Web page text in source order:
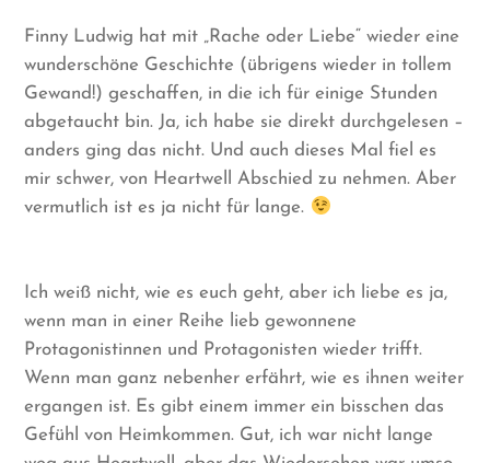
Finny Ludwig hat mit „Rache oder Liebe“ wieder eine
wunderschöne Geschichte (übrigens wieder in tollem
Gewand!) geschaffen, in die ich für einige Stunden
abgetaucht bin. Ja, ich habe sie direkt durchgelesen –
anders ging das nicht. Und auch dieses Mal fiel es
mir schwer, von Heartwell Abschied zu nehmen. Aber
vermutlich ist es ja nicht für lange.
Ich weiß nicht, wie es euch geht, aber ich liebe es ja,
wenn man in einer Reihe lieb gewonnene
Protagonistinnen und Protagonisten wieder trifft.
Wenn man ganz nebenher erfährt, wie es ihnen weiter
ergangen ist. Es gibt einem immer ein bisschen das
Gefühl von Heimkommen. Gut, ich war nicht lange